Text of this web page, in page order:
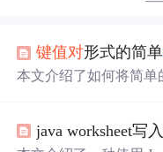
键值对形式的简单
本文介绍了如何将简单
代码利用HashMap存储
java worksheet写